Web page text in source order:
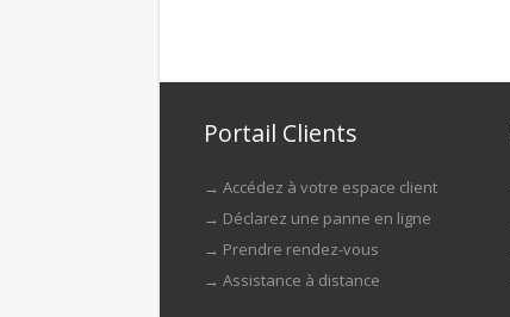
Portail Clients
→Accédez à votre espace client
→ Déclarez une panne en ligne
→ Prendre rendez-vous
→Assistance à distance